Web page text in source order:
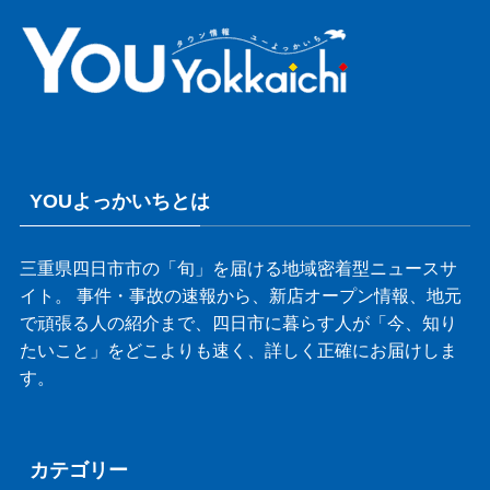
YOUよっかいちとは
三重県四日市市の「旬」を届ける地域密着型ニュースサ
イト。 事件・事故の速報から、新店オープン情報、地元
で頑張る人の紹介まで、四日市に暮らす人が「今、知り
たいこと」をどこよりも速く、詳しく正確にお届けしま
す。
カテゴリー